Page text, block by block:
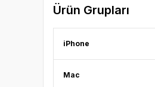
Ürün Grupları
iPhone
Mac